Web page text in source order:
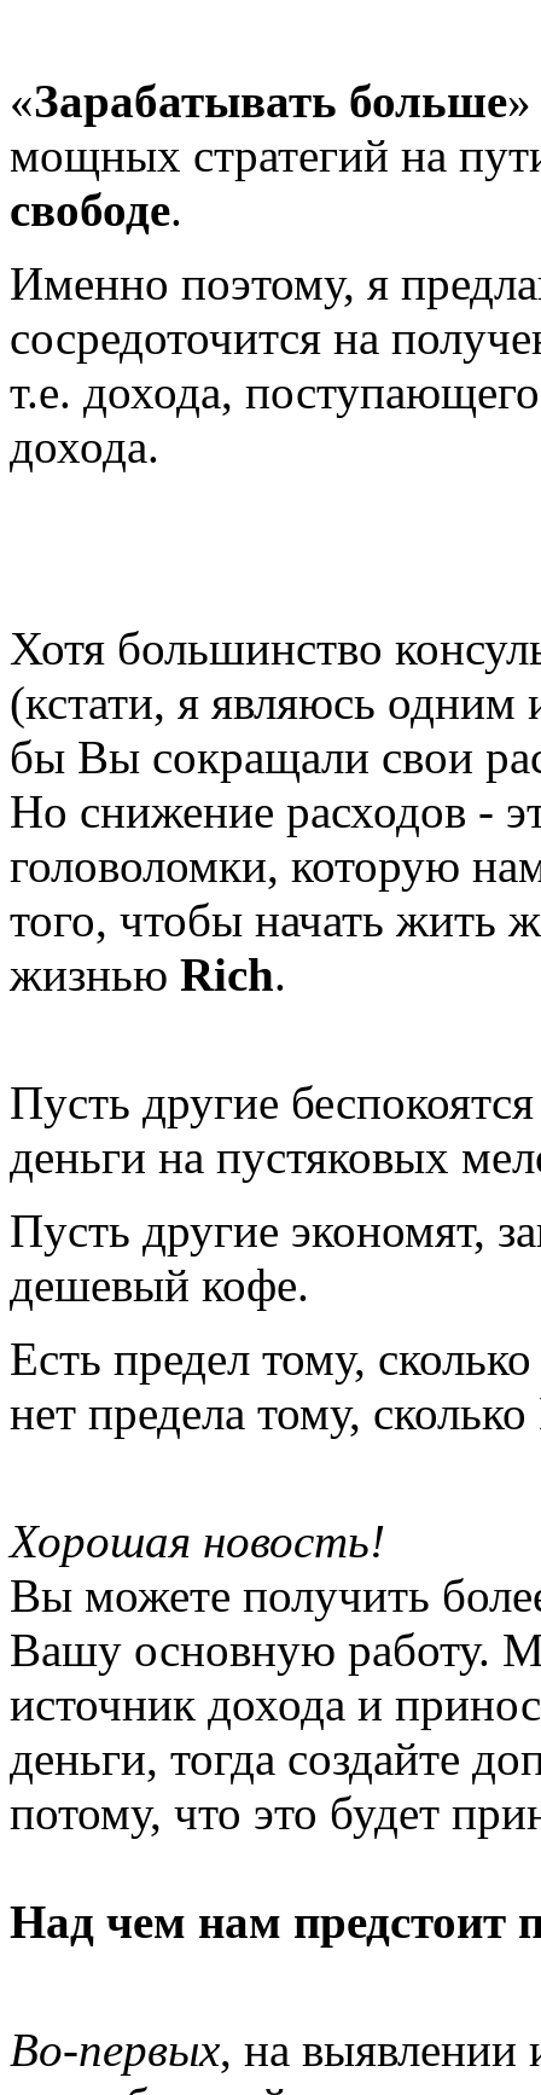
«Зарабатывать больше
мощных стратегий на
свободе.
Именно поэтому, я
сосредоточится на
т.е. дохода,
дохода.
Хотя большинство
(кстати, я являюсь одним
бы Вы сокращали свои
Но снижение расходов -
головоломки, которую
того, чтобы начать жить
жизнью Rich.
Пусть другие
деньги на пустяковых
Пусть другие экономят,
дешевый кофе.
Есть предел тому,
нет предела тому,
Хорошая новость!
Вы можете получить
Вашу основную работу.
источник дохода и
деньги, тогда создайте
потому, что это будет
Над чем нам предстоит
Во-первых, на выявлении